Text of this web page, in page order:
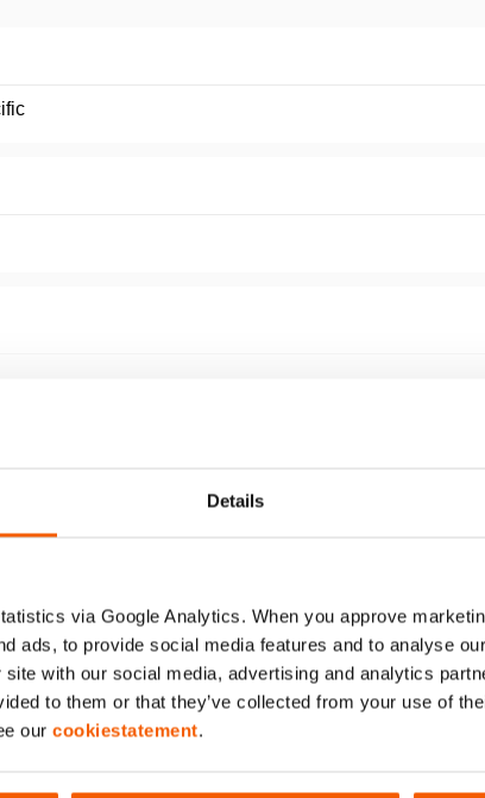
Details
via Google Analytics. When you approve
ads, to provide social media features and to analyse
with our social media, advertising and analytics
to them or that they’ve collected from your use of
our cookiestatement.